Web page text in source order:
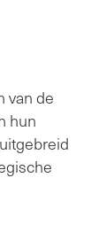
van de
hun